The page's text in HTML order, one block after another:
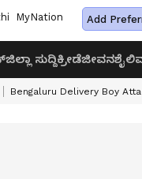
MyNation Add
ಜಿಲ್ಲಾ ಸುದ್ದಿಕ್ರೀಡೆಜೀವನಶೈಲಿ
Bengaluru Delivery Boy